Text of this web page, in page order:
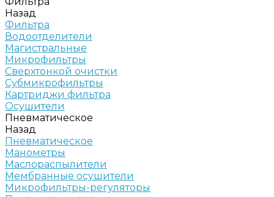
Назад
Фильтра
Водоотделители
Магистральные
Микрофильтры
Сверхтонкой очистки
Субмикрофильтры
Картриджи фильтра
Осушители
Пневматическое
Назад
Пневматическое
Манометры
Маслораспылители
Мембранные осушители
Микрофильтры-регуляторы